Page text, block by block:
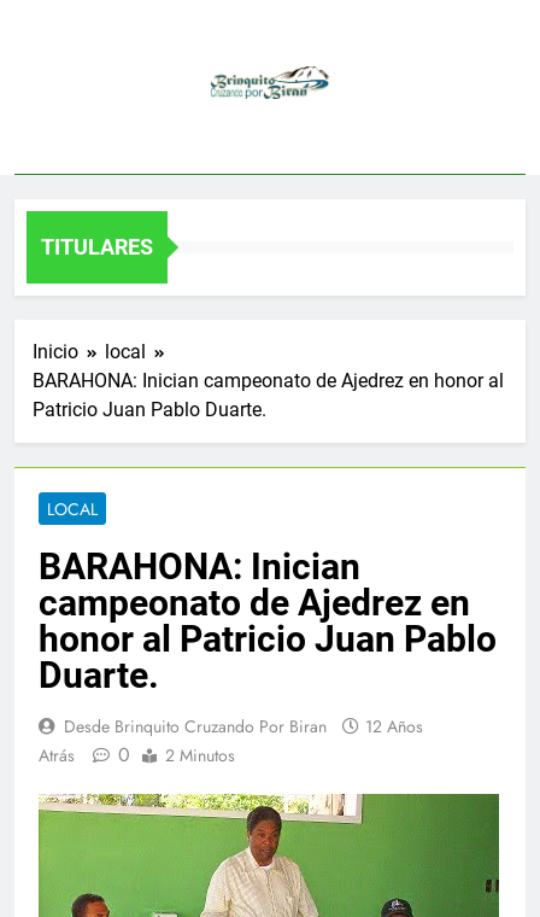
TITULARES
Inicio
local
BARAHONA: Inician campeonato de Ajedrez en honor al
Patricio Juan Pablo Duarte.
LOCAL
BARAHONA: Inician
campeonato de Ajedrez en
honor al Patricio Juan Pablo
Duarte.
Desde Brinquito Cruzando Por Biran
12 Años
Atrás
0 2 Minutos